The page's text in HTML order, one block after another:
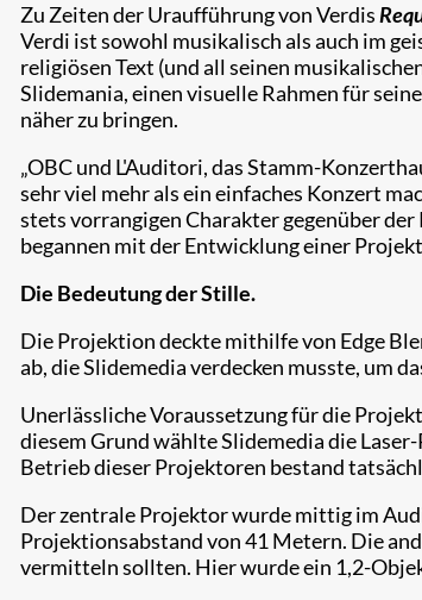
Zu Zeiten der Uraufführung von Verdis
Verdi ist sowohl musikalisch als auch im
religiösen Text (und all seinen
Slidemania, einen visuelle Rahmen für
näher zu bringen.​
„OBC und L'Auditori, das Stamm-
sehr viel mehr als ein einfaches Konzert
stets vorrangigen Charakter gegenüber
begannen mit der Entwicklung einer
Die Bedeutung der Stille.
Die Projektion deckte mithilfe von Edge
ab, die Slidemedia verdecken musste, um
Unerlässliche Voraussetzung für die
diesem Grund wählte Slidemedia die
Betrieb dieser Projektoren bestand
Der zentrale Projektor wurde mittig im
Projektionsabstand von 41 Metern. Die
vermitteln sollten. Hier wurde ein 1,2-